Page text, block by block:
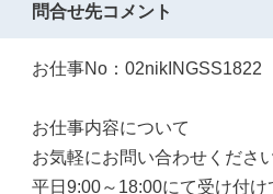
問合せ先コメント
お仕事No：02nikINGSS1822
お仕事内容について
お気軽にお問い合わせください
平日9:00～18:00にて受け付け